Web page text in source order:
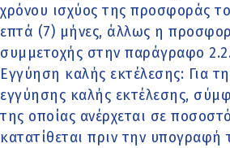
χρόνου ισχύος της προσφοράς
επτά (7) μήνες, άλλως η
συμμετοχής στην παράγραφο
Εγγύηση καλής εκτέλεσης: Για
εγγύησης καλής εκτέλεσης,
της οποίας ανέρχεται σε
κατατίθεται πριν την